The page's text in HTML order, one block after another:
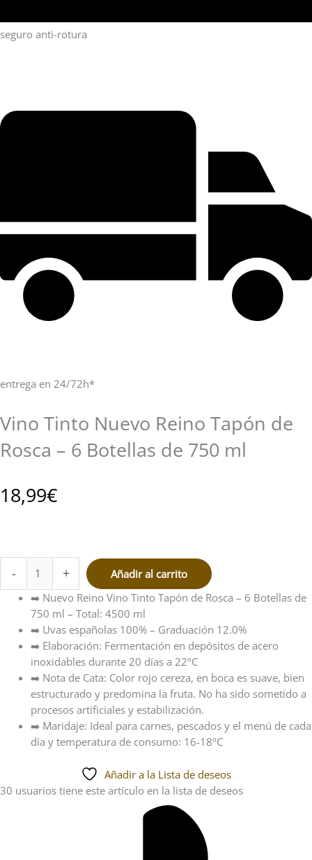
seguro anti-rotura
entrega en 24/72h*
Vino Tinto Nuevo Reino Tapón de
Rosca – 6 Botellas de 750 ml
18,99€
- +
Añadir al carrito
➡️ Nuevo Reino Vino Tinto Tapón de Rosca – 6 Botellas de
750 ml – Total: 4500 ml
➡️ Uvas españolas 100% – Graduación 12.0%
➡️ Elaboración: Fermentación en depósitos de acero
inoxidables durante 20 días a 22ºC
➡️ Nota de Cata: Color rojo cereza, en boca es suave, bien
estructurado y predomina la fruta. No ha sido sometido a
procesos artificiales y estabilización.
➡️ Maridaje: Ideal para carnes, pescados y el menú de cada
día y temperatura de consumo: 16-18ºC
Añadir a la Lista de deseos
30 usuarios tiene este artículo en la lista de deseos